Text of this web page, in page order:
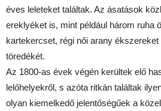
éves leleteket találtak. Az ásatások
ereklyéket is, mint például három ruha
kartekercset, régi női arany
töredékét.
Az 1800-as évek végén kerültek elő
lelőhelyekről, s azóta ritkán találtak
olyan kiemelkedő jelentőségűek a